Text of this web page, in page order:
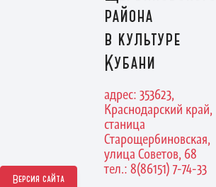
Версия сайта
района
в культуре
Кубани
адрес: 353623,
Краснодарский край,
станица
Старощербиновская,
улица Советов, 68
тел.: 8(86151) 7-74-33